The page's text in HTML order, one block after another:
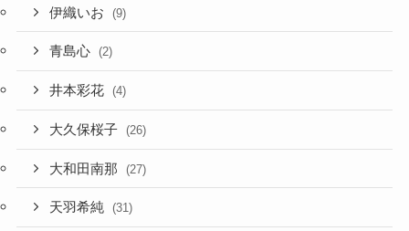
伊織いお (9)
青島心 (2)
井本彩花 (4)
大久保桜子 (26)
大和田南那 (27)
天羽希純 (31)